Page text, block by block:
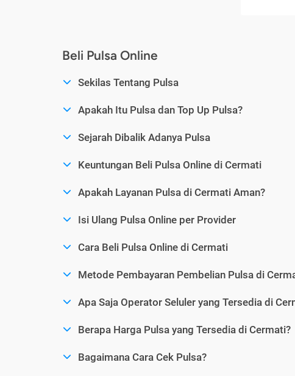
Beli Pulsa Online
Sekilas Tentang Pulsa
Apakah Itu Pulsa dan Top Up Pulsa?
Sejarah Dibalik Adanya Pulsa
Keuntungan Beli Pulsa Online di Cermati
Apakah Layanan Pulsa di Cermati Aman?
Isi Ulang Pulsa Online per Provider
Cara Beli Pulsa Online di Cermati
Metode Pembayaran Pembelian Pulsa di
Apa Saja Operator Seluler yang Tersedia di
Berapa Harga Pulsa yang Tersedia di Cermati?
Bagaimana Cara Cek Pulsa?